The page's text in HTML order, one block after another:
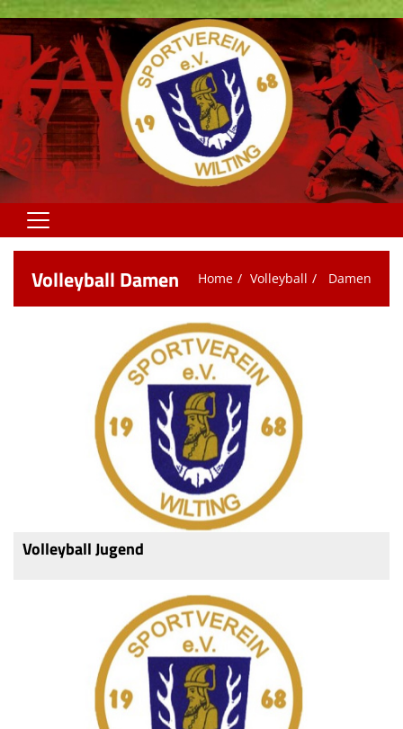
Home
Fußball
„Woaßt as no?!“
Jugendabteilung
Trainingszeiten
Kinder- Jugendschutzkonzept
Volleyball Damen Home Volleyball Damen
Volleyball Jugend